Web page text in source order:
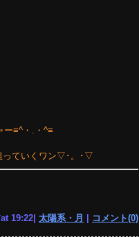
ー≡^・.・^≡
っていくワン▽･。･▽
19:22| 太陽系・月 コメント(0)